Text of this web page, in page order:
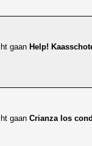
Help!
Crianza los